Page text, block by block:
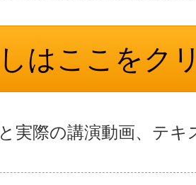
はここをク
実際の講演動画、テキ